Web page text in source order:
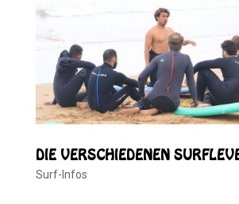
DIE VERSCHIEDENEN
Surf-Infos